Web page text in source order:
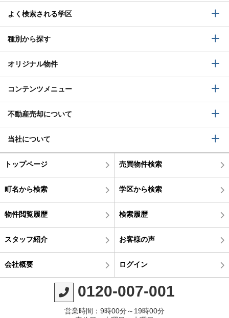
よく検索される学区
種別から探す
オリジナル物件
コンテンツメニュー
不動産売却について
当社について
トップページ 売買物件検索
町名から検索 学区から検索
物件閲覧履歴 検索履歴
スタッフ紹介 お客様の声
会社概要 ログイン
0120-007-001
営業時間：9時00分～19時00分